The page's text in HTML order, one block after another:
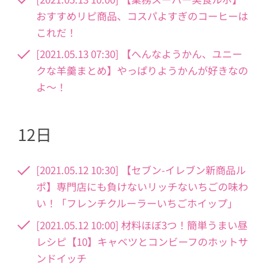
おすすめリピ商品、コスパよすぎのコーヒーは
これだ！
[2021.05.13 07:30] 【へんなようかん、ユニー
クな羊羹まとめ】やっぱりようかんが好きなの
よ～！
12日
[2021.05.12 10:30] 【セブン-イレブン新商品ル
ポ】専門店にも負けないリッチないちごの味わ
い！「フレンチクルーラーいちごホイップ」
[2021.05.12 10:00] 材料ほぼ3つ！簡単うまい昼
レシピ【10】キャベツとコンビーフのホットサ
ンドイッチ